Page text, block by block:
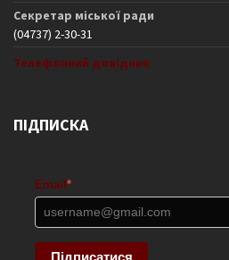
Секретар міської ради
(04737) 2-30-31
Телефонний довідник
ПІДПИСКА
Email *
Підписатися